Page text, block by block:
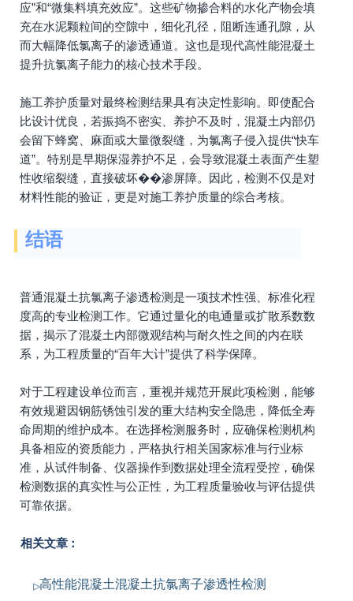
应”和“微集料填充效应”。这些矿物掺合料的水化产物会填
充在水泥颗粒间的空隙中，细化孔径，阻断连通孔隙，从
而大幅降低氯离子的渗透通道。这也是现代高性能混凝土
提升抗氯离子能力的核心技术手段。
施工养护质量对最终检测结果具有决定性影响。即使配合
比设计优良，若振捣不密实、养护不及时，混凝土内部仍
会留下蜂窝、麻面或大量微裂缝，为氯离子侵入提供“快车
道”。特别是早期保湿养护不足，会导致混凝土表面产生塑
性收缩裂缝，直接破坏��渗屏障。因此，检测不仅是对
材料性能的验证，更是对施工养护质量的综合考核。
结语
普通混凝土抗氯离子渗透检测是一项技术性强、标准化程
度高的专业检测工作。它通过量化的电通量或扩散系数数
据，揭示了混凝土内部微观结构与耐久性之间的内在联
系，为工程质量的“百年大计”提供了科学保障。
对于工程建设单位而言，重视并规范开展此项检测，能够
有效规避因钢筋锈蚀引发的重大结构安全隐患，降低全寿
命周期的维护成本。在选择检测服务时，应确保检测机构
具备相应的资质能力，严格执行相关国家标准与行业标
准，从试件制备、仪器操作到数据处理全流程受控，确保
检测数据的真实性与公正性，为工程质量验收与评估提供
可靠依据。
相关文章：
高性能混凝土混凝土抗氯离子渗透性检测